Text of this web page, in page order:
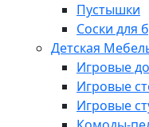
Пустышки
Соски для
Детская
Игровые
Игровые
Игровые